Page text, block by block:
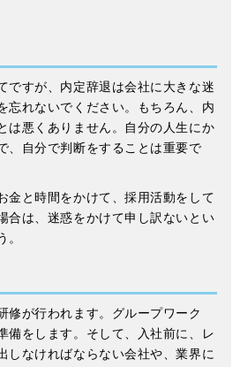
ですが、内定辞退は会社に大きな迷
忘れないでください。もちろん、内
は悪くありません。自分の人生にか
、自分で判断をすることは重要で
金と時間をかけて、採用活動をして
合は、迷惑をかけて申し訳ないとい
。
修が行われます。グループワーク
備をします。そして、入社前に、レ
しなければならない会社や、業界に